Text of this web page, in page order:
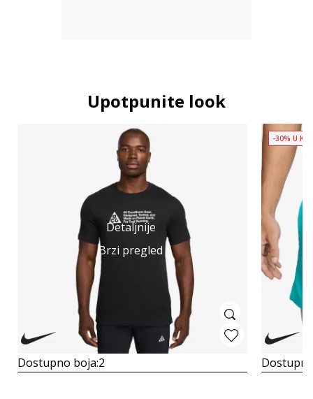
Upotpunite look
Detaljnije
Brzi pregled
Dostupno boja:2
-30% U